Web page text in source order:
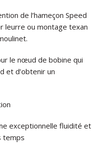
de l’hameçon Speed
ou montage texan
le nœud de bobine qui
et d’obtenir un
exceptionnelle fluidité et
temps